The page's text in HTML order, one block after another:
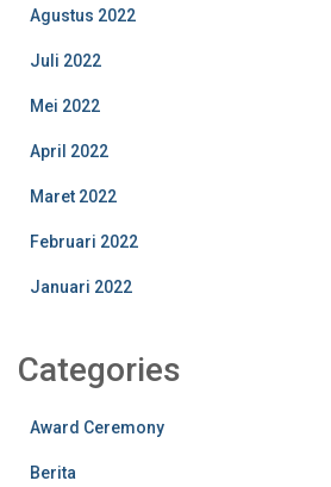
Agustus 2022
Juli 2022
Mei 2022
April 2022
Maret 2022
Februari 2022
Januari 2022
Categories
Award Ceremony
Berita